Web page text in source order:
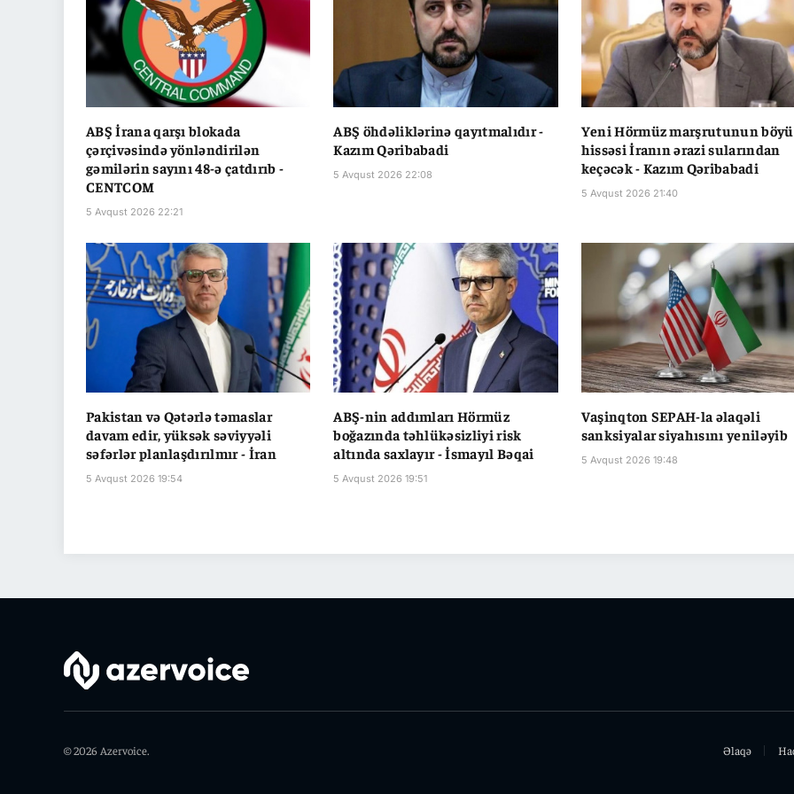
ABŞ İrana qarşı blokada
çərçivəsində yönləndirilən
gəmilərin sayını 48-ə çatdırıb -
CENTCOM
5 Avqust 2026 22:21
ABŞ öhdəliklərinə qayıtmalıdır -
Kazım Qəribabadi
5 Avqust 2026 22:08
Yeni Hörmüz marşrutunun
hissəsi İranın ərazi sularından
keçəcək - Kazım Qəribabadi
5 Avqust 2026 21:40
Pakistan və Qətərlə təmaslar
davam edir, yüksək səviyyəli
səfərlər planlaşdırılmır - İran
5 Avqust 2026 19:54
ABŞ-nin addımları Hörmüz
boğazında təhlükəsizliyi risk
altında saxlayır - İsmayıl Bəqai
5 Avqust 2026 19:51
Vaşinqton SEPAH-la əlaqəli
sanksiyalar siyahısını yeniləyib
5 Avqust 2026 19:48
© 2026 Azervoice. Əlaqə